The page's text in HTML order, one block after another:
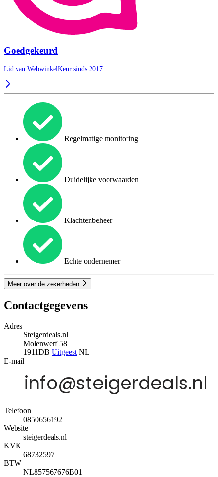
Goedgekeurd
Lid van WebwinkelKeur sinds 2017
Regelmatige monitoring
Duidelijke voorwaarden
Klachtenbeheer
Echte ondernemer
Meer over de zekerheden
Contactgegevens
Adres
Steigerdeals.nl
Molenwerf 58
1911DB Uitgeest NL
E-mail
Telefoon
0850656192
Website
steigerdeals.nl
KVK
68732597
BTW
NL857567676B01